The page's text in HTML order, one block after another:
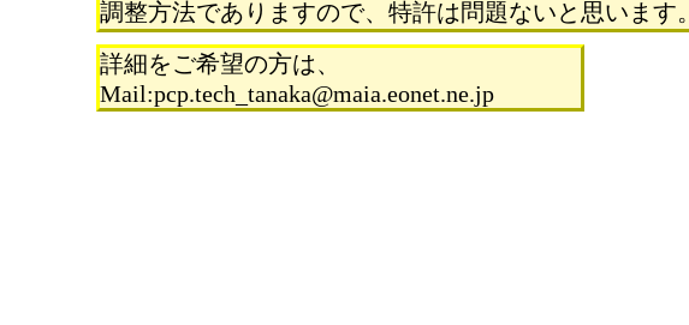
調整方法でありますので、特許は問題ないと思います。
詳細をご希望の方は、
Mail:pcp.tech_tanaka@maia.eonet.ne.jp